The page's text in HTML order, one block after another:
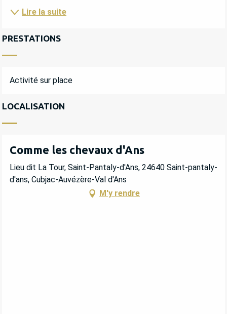
Lire la suite
PRESTATIONS
Activité sur place
LOCALISATION
Comme les chevaux d'Ans
Lieu dit La Tour, Saint-Pantaly-d'Ans, 24640 Saint-pantaly-
d'ans, Cubjac-Auvézère-Val d'Ans
M'y rendre